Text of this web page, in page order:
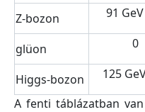
Z-bozon 91
glüon 0
Higgs-bozon 125
A fenti táblázatban